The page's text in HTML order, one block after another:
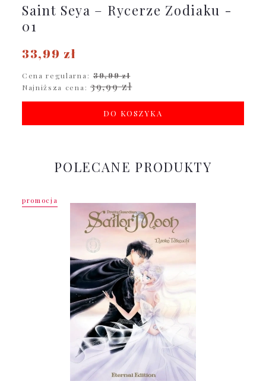
Saint Seya – Rycerze Zodiaku -
01
33,99 zł
Cena regularna: 39,99 zł
Najniższa cena: 39,99 zł
DO KOSZYKA
POLECANE PRODUKTY
promocja